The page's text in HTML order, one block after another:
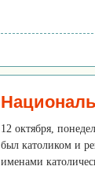
12 октября,
был католиком и
именами